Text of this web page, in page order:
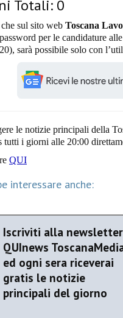
Totali: 0
sul sito web Toscana
per le candidature
sarà possibile solo con
le notizie principali della
tutti i giorni alle 20:00
QUI
interessare anche:
Iscriviti alla newsletter
QUInews
ed ogni sera riceverai
gratis le notizie
principali del giorno